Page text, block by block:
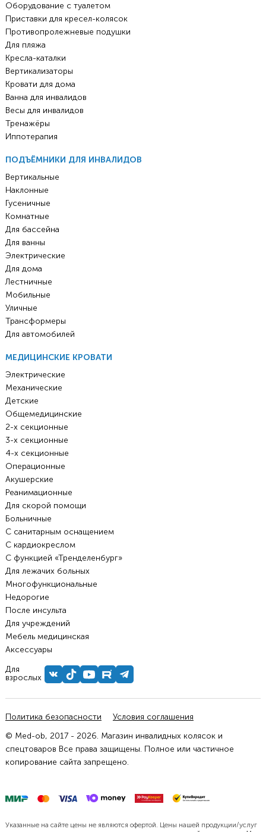
Оборудование с туалетом
Приставки для кресел-колясок
Противопролежневые подушки
Для пляжа
Кресла-каталки
Вертикализаторы
Кровати для дома
Ванна для инвалидов
Весы для инвалидов
Тренажёры
Иппотерапия
ПОДЪЁМНИКИ ДЛЯ ИНВАЛИДОВ
Вертикальные
Наклонные
Гусеничные
Комнатные
Для бассейна
Для ванны
Электрические
Для дома
Лестничные
Мобильные
Уличные
Трансформеры
Для автомобилей
МЕДИЦИНСКИЕ КРОВАТИ
Электрические
Механические
Детские
Общемедицинские
2-х секционные
3-х секционные
4-х секционные
Операционные
Акушерские
Реанимационные
Для скорой помощи
Больничные
С санитарным оснащением
С кардиокреслом
С функцией «Тренделенбург»
Для лежачих больных
Многофункциональные
Недорогие
После инсульта
Для учреждений
Мебель медицинская
Аксессуары
Для
взрослых
Политика безопасности
Условия соглашения
© Med-ob, 2017 - 2026. Магазин инвалидных колясок и
спецтоваров Все права защищены. Полное или частичное
копирование сайта запрещено.
Указанные на сайте цены не являются офертой. Цены нашей продукции/услуг